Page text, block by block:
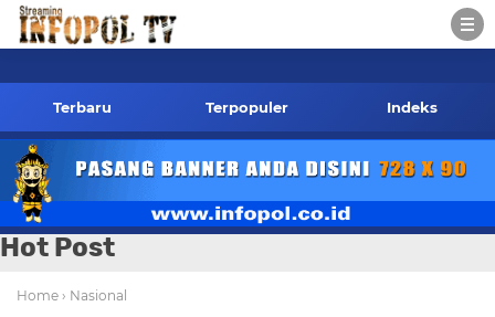
infopol.co.id Kontak
Terbaru Terpopuler Indeks
Hot Post
Home › Nasional